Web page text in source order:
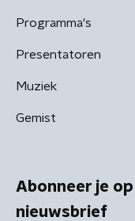
Programma's
Presentatoren
Muziek
Gemist
Abonneer je
nieuwsbrief